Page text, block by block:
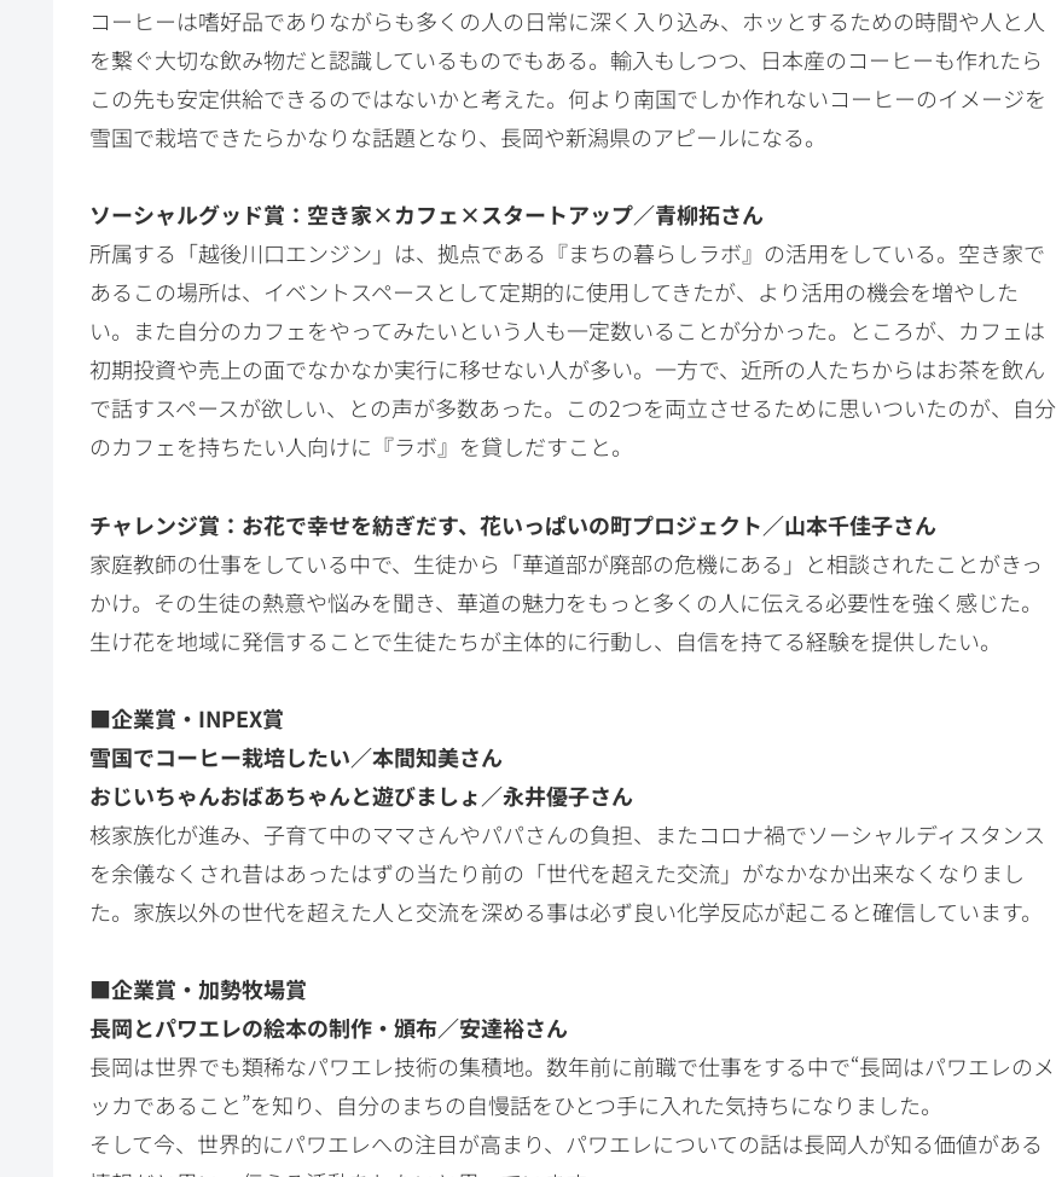
コーヒーは嗜好品でありながらも多くの人の日常に深く入り込み、ホッとするための時間や人と人
を繋ぐ大切な飲み物だと認識しているものでもある。輸入もしつつ、日本産のコーヒーも作れたら
この先も安定供給できるのではないかと考えた。何より南国でしか作れないコーヒーのイメージを
雪国で栽培できたらかなりな話題となり、長岡や新潟県のアピールになる。
ソーシャルグッド賞：空き家×カフェ×スタートアップ／青柳拓さん
所属する「越後川口エンジン」は、拠点である『まちの暮らしラボ』の活用をしている。空き家で
あるこの場所は、イベントスペースとして定期的に使用してきたが、より活用の機会を増やした
い。また自分のカフェをやってみたいという人も一定数いることが分かった。ところが、カフェは
初期投資や売上の面でなかなか実行に移せない人が多い。一方で、近所の人たちからはお茶を飲ん
で話すスペースが欲しい、との声が多数あった。この2つを両立させるために思いついたのが、自分
のカフェを持ちたい人向けに『ラボ』を貸しだすこと。
チャレンジ賞：お花で幸せを紡ぎだす、花いっぱいの町プロジェクト／山本千佳子さん
家庭教師の仕事をしている中で、生徒から「華道部が廃部の危機にある」と相談されたことがきっ
かけ。その生徒の熱意や悩みを聞き、華道の魅力をもっと多くの人に伝える必要性を強く感じた。
生け花を地域に発信することで生徒たちが主体的に行動し、自信を持てる経験を提供したい。
■企業賞・INPEX賞
雪国でコーヒー栽培したい／本間知美さん
おじいちゃんおばあちゃんと遊びましょ／永井優子さん
核家族化が進み、子育て中のママさんやパパさんの負担、またコロナ禍でソーシャルディスタンス
を余儀なくされ昔はあったはずの当たり前の「世代を超えた交流」がなかなか出来なくなりまし
た。家族以外の世代を超えた人と交流を深める事は必ず良い化学反応が起こると確信しています。
■企業賞・加勢牧場賞
長岡とパワエレの絵本の制作・頒布／安達裕さん
長岡は世界でも類稀なパワエレ技術の集積地。数年前に前職で仕事をする中で“長岡はパワエレのメ
ッカであること”を知り、自分のまちの自慢話をひとつ手に入れた気持ちになりました。
そして今、世界的にパワエレへの注目が高まり、パワエレについての話は長岡人が知る価値がある